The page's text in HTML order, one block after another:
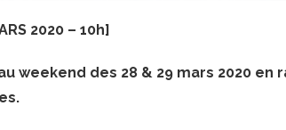
2020 – 10h]
weekend des 28 & 29 mars 2020 en